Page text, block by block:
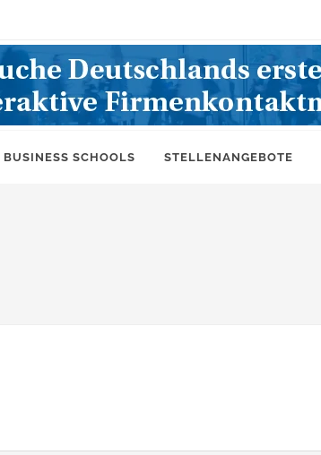
BUSINESS SCHOOLS STELLENANGEBOTE